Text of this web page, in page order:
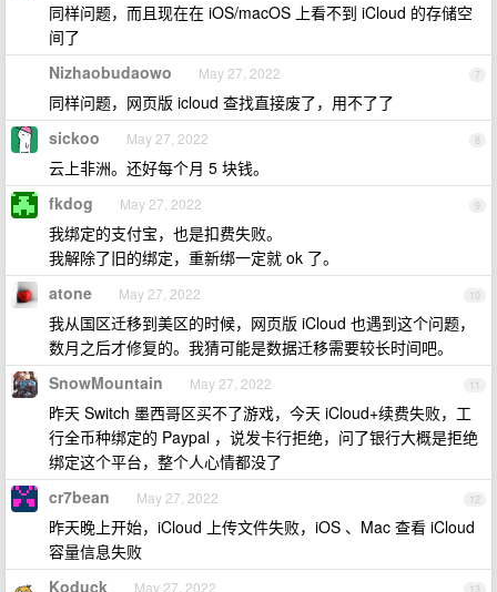
同样问题，而且现在在 iOS/macOS 上看不到 iCloud 的存储空
间了
7
Nizhaobudaowo May 27, 2022
同样问题，网页版 icloud 查找直接废了，用不了了
8
sickoo May 27, 2022
云上非洲。还好每个月 5 块钱。
9
fkdog May 27, 2022
我绑定的支付宝，也是扣费失败。
我解除了旧的绑定，重新绑一定就 ok 了。
10
atone May 27, 2022
我从国区迁移到美区的时候，网页版 iCloud 也遇到这个问题，
数月之后才修复的。我猜可能是数据迁移需要较长时间吧。
11
SnowMountain May 27, 2022
昨天 Switch 墨西哥区买不了游戏，今天 iCloud+续费失败，工
行全币种绑定的 Paypal ，说发卡行拒绝，问了银行大概是拒绝
绑定这个平台，整个人心情都没了
12
cr7bean May 27, 2022
昨天晚上开始，iCloud 上传文件失败，iOS 、Mac 查看 iCloud
容量信息失败
Koduck May 27, 2022